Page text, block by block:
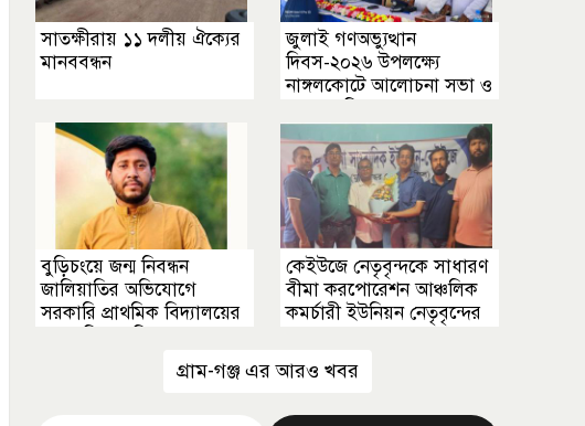
সাতক্ষীরায় ১১ দলীয় ঐক্যের
মানববন্ধন
জুলাই গণঅভ্যুত্থান
দিবস-২০২৬ উপলক্ষ্যে
নাঙ্গলকোটে আলোচনা সভা ও
বুড়িচংয়ে জন্ম নিবন্ধন
জালিয়াতির অভিযোগে
সরকারি প্রাথমিক বিদ্যালয়ের
কেইউজে নেতৃবৃন্দকে সাধারণ
বীমা করপোরেশন আঞ্চলিক
কমর্চারী ইউনিয়ন নেতৃবৃন্দের
গ্রাম-গঞ্জ এর আরও খবর